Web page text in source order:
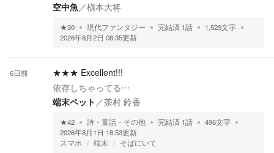
空中魚／槇本大将
★30 現代ファンタジー 完結済 1話 1,529文字
2026年8月2日 08:35更新
6日前 ★★★ Excellent!!!
依存しちゃってる…
端末ペット ／茶村 鈴香
★42 詩・童話・その他 完結済 1話 496文字
2026年8月1日 18:53更新
スマホ
端末 そばにいて